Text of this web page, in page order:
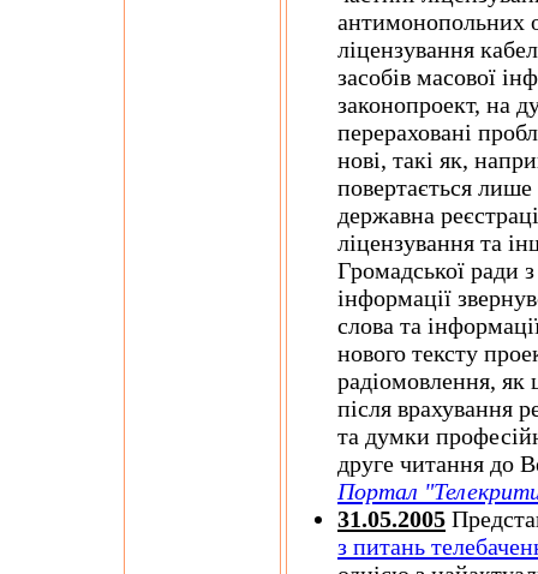
антимонопольних
ліцензування
засобів масової
законопроект, на
перераховані
нові, такі як,
повертається
державна
ліцензування та
Громадської ради
інформації
слова та
нового тексту
радіомовлення, як
після врахування
та думки
друге читання до
Портал
31.05.2005
з питань